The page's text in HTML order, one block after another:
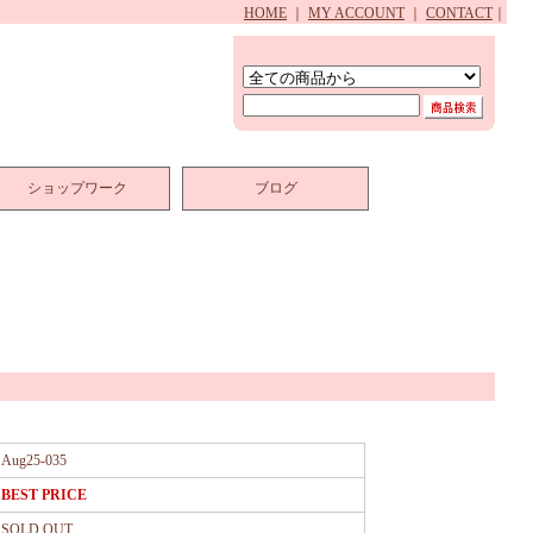
HOME MY ACCOUNT CONTACT
ショップワーク ブログ
Aug25-035
BEST PRICE
SOLD OUT